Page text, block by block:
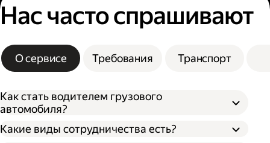
Нас часто спрашивают
О сервисе Требования Транспорт
Как стать водителем грузового
автомобиля?
Какие виды сотрудничества есть?